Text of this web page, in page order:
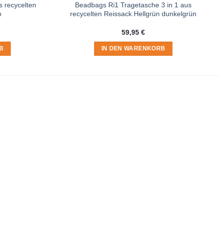
recycelten
Beadbags Ri1 Tragetasche 3 in 1 aus
recycelten Reissack Hellgrün dunkelgrün
59,95 €
IN DEN WARENKORB